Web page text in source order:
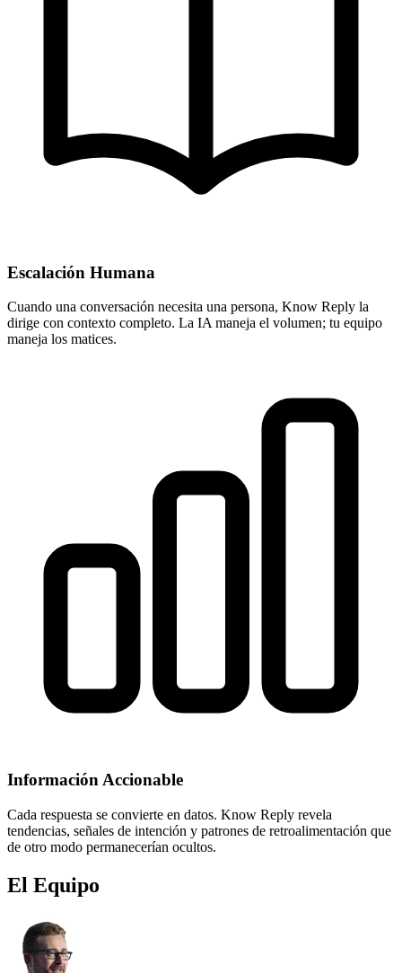
Escalación Humana
Cuando una conversación necesita una persona, Know Reply la
dirige con contexto completo. La IA maneja el volumen; tu equipo
maneja los matices.
Información Accionable
Cada respuesta se convierte en datos. Know Reply revela
tendencias, señales de intención y patrones de retroalimentación que
de otro modo permanecerían ocultos.
El Equipo